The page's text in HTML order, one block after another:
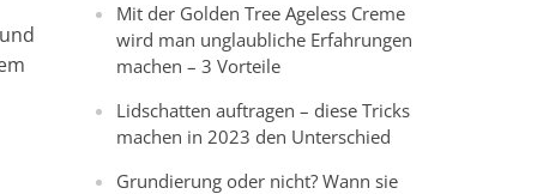
Mit der Golden Tree Ageless Creme
wird man unglaubliche Erfahrungen
machen – 3 Vorteile
Lidschatten auftragen – diese Tricks
machen in 2023 den Unterschied
Grundierung oder nicht? Wann sie